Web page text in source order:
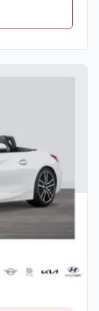
HiFi RFK